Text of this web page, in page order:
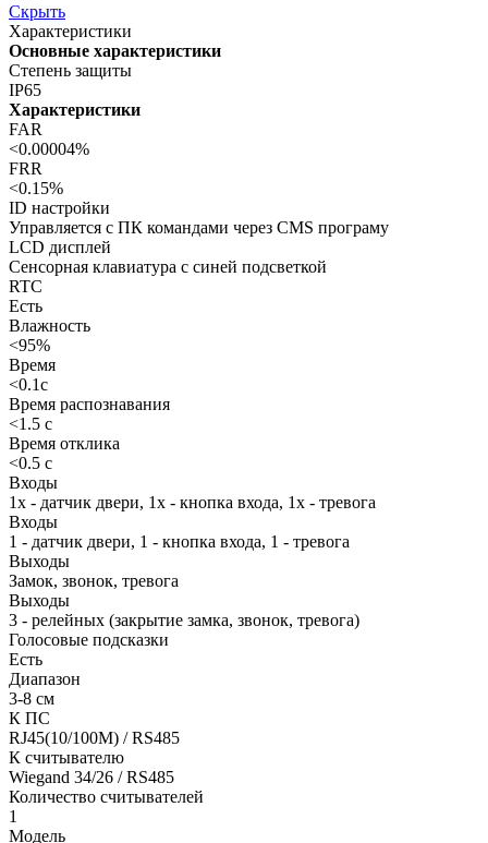
Скрыть
Характеристики
Основные характеристики
Степень защиты
IP65
Характеристики
FAR
<0.00004%
FRR
<0.15%
ID настройки
Управляется с ПК командами через CMS програму
LCD дисплей
Сенсорная клавиатура с синей подсветкой
RTC
Есть
Влажность
<95%
Время
<0.1с
Время распознавания
<1.5 c
Время отклика
<0.5 c
Входы
1x - датчик двери, 1х - кнопка входа, 1х - тревога
Входы
1 - датчик двери, 1 - кнопка входа, 1 - тревога
Выходы
Замок, звонок, тревога
Выходы
3 - релейных (закрытие замка, звонок, тревога)
Голосовые подсказки
Есть
Диапазон
3-8 см
К ПС
RJ45(10/100M) / RS485
К считывателю
Wiegand 34/26 / RS485
Количество считывателей
1
Модель